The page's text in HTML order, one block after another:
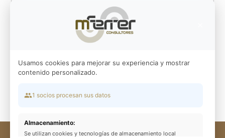
Usamos cookies para mejorar su experiencia y mostrar
contenido personalizado.
1 socios procesan sus datos
Almacenamiento:
Se utilizan cookies y tecnologías de almacenamiento local